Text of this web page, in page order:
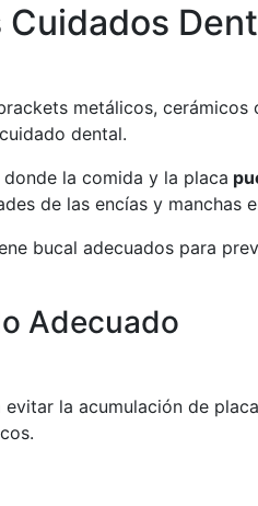
metálicos, cerámicos
dental.
la comida y la placa
de las encías y manchas
bucal adecuados para
Adecuado
la acumulación de